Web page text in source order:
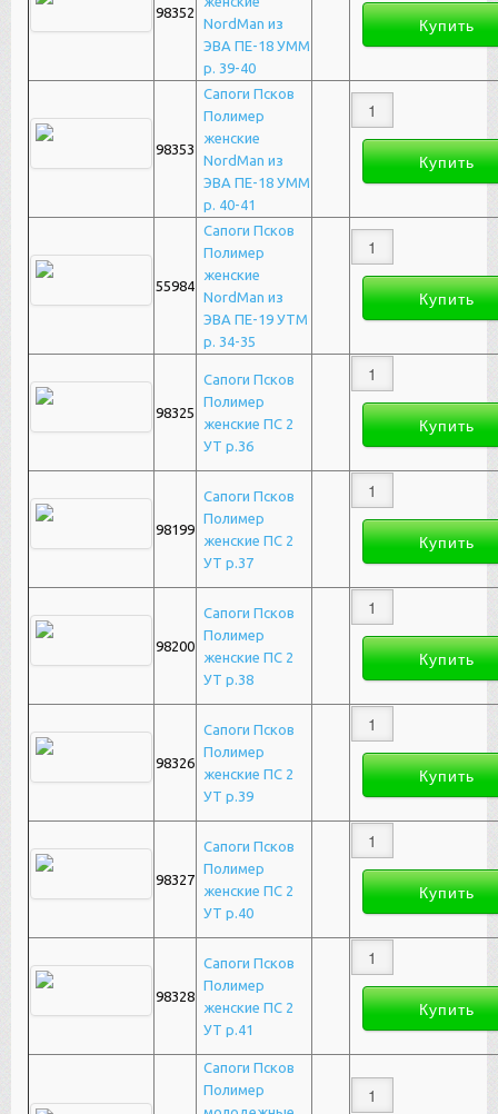
98352
NordMan из
ЭВА ПЕ-18 УММ
р. 39-40
98353
Сапоги Псков
Полимер
женские
NordMan из
ЭВА ПЕ-18 УММ
р. 40-41
55984
Сапоги Псков
Полимер
женские
NordMan из
ЭВА ПЕ-19 УТМ
р. 34-35
98325
Сапоги Псков
Полимер
женские ПС 2
УТ р.36
98199
Сапоги Псков
Полимер
женские ПС 2
УТ р.37
98200
Сапоги Псков
Полимер
женские ПС 2
УТ р.38
98326
Сапоги Псков
Полимер
женские ПС 2
УТ р.39
98327
Сапоги Псков
Полимер
женские ПС 2
УТ р.40
98328
Сапоги Псков
Полимер
женские ПС 2
УТ р.41
Сапоги Псков
Полимер